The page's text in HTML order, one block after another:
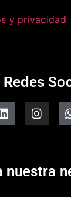
y privacidad
Redes
nuestra